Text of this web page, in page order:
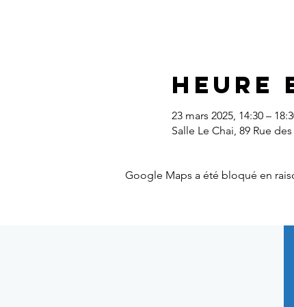
Heure
23 mars 2025, 14:30 –
Salle Le Chai, 89 Rue
Google Maps a été bloqué en